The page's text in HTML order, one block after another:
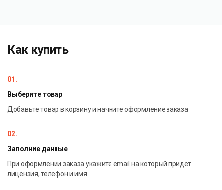
Как купить
01.
Выберите товар
Добавьте товар в корзину и начните оформление заказа
02.
Заполние данные
При оформлении заказа укажите email на который придет
лицензия, телефон и имя